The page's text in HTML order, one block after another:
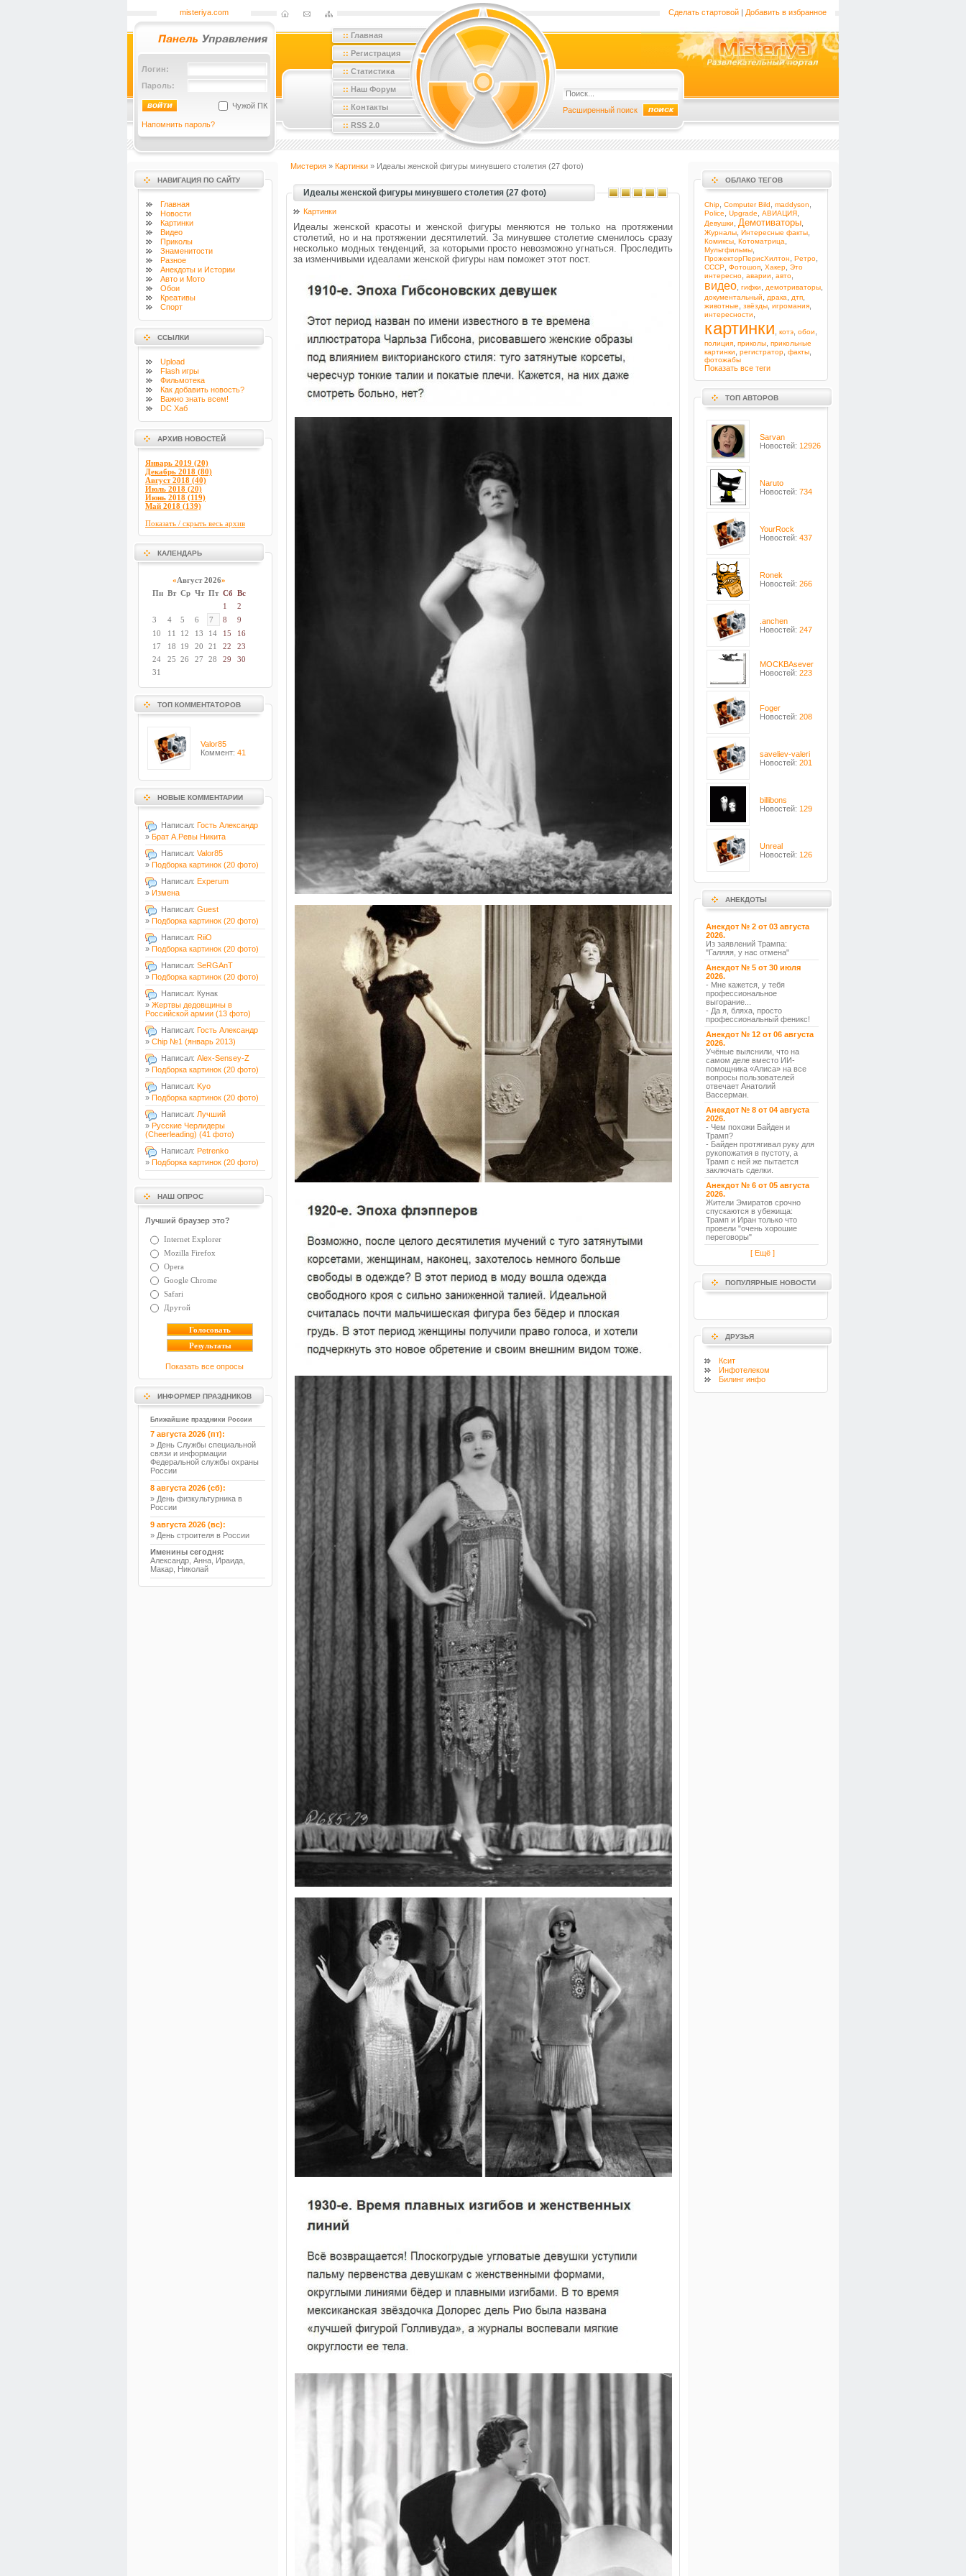
misteriya.com Сделать стартовой | Добавить в избранное
Логин:
Пароль:
Чужой ПК
Напомнить пароль?
:: Главная
:: Регистрация
:: Статистика
:: Наш Форум
:: Контакты
:: RSS 2.0
Расширенный поиск
НАВИГАЦИЯ ПО САЙТУ
Главная
Новости
Картинки
Видео
Приколы
Знаменитости
Разное
Анекдоты и Истории
Авто и Мото
Обои
Креативы
Спорт
ССЫЛКИ
Upload
Flash игры
Фильмотека
Как добавить новость?
Важно знать всем!
DC Хаб
АРХИВ НОВОСТЕЙ
Январь 2019 (20)
Декабрь 2018 (80)
Август 2018 (40)
Июль 2018 (20)
Июнь 2018 (119)
Май 2018 (139)
Показать / скрыть весь архив
КАЛЕНДАРЬ
«Август 2026»
Пн Вт Ср Чт Пт Сб Вс
1
2
3
4 5 6 7 8
9
10
11 12 13 14 15
16
17
18 19 20 21 22
23
24
25 26 27 28 29
30
31
ТОП КОММЕНТАТОРОВ
Valor85
Коммент: 41
НОВЫЕ КОММЕНТАРИИ
Написал: Гость Александр
» Брат А.Ревы Никита
Написал: Valor85
» Подборка картинок (20 фото)
Написал: Experum
» Измена
Написал: Guest
» Подборка картинок (20 фото)
Написал: RiiO
» Подборка картинок (20 фото)
Написал: SeRGAnT
» Подборка картинок (20 фото)
Написал: Кунак
» Жертвы дедовщины в
Российской армии (13 фото)
Написал: Гость Александр
» Chip №1 (январь 2013)
Написал: Alex-Sensey-Z
» Подборка картинок (20 фото)
Написал: Kyo
» Подборка картинок (20 фото)
Написал: Лучший
» Русские Черлидеры
(Cheerleading) (41 фото)
Написал: Petrenko
» Подборка картинок (20 фото)
НАШ ОПРОС
Лучший браузер это?
Internet Explorer
Mozilla Firefox
Opera
Google Chrome
Safari
Другой
Показать все опросы
ИНФОРМЕР ПРАЗДНИКОВ
Ближайшие праздники России
7 августа 2026 (пт):
» День Службы специальной
связи и информации
Федеральной службы охраны
России
8 августа 2026 (сб):
» День физкультурника в
России
9 августа 2026 (вс):
» День строителя в России
Именины сегодня:
Александр, Анна, Ираида,
Макар, Николай
Мистерия » Картинки » Идеалы женской фигуры минувшего столетия (27 фото)
Идеалы женской фигуры минувшего столетия (27 фото)
Картинки
Идеалы женской красоты и женской фигуры меняются не только на протяжении
столетий, но и на протяжении десятилетий. За минувшее столетие сменилось сразу
несколько модных тенденций, за которыми просто невозможно угнаться. Проследить
за изменчивыми идеалами женской фигуры нам поможет этот пост.
ОБЛАКО ТЕГОВ
Chip Computer Bild maddyson
Police Upgrade АВИАЦИЯ
Девушки Демотиваторы
Журналы Интересные факты
Комиксы Котоматрица
Мультфильмы
ПрожекторПерисХилтон Ретро
СССР Фотошоп Хакер Это
интересно аварии авто
видео гифки демотриваторы
документальный драка дтп
животные звёзды игромания
интересности
картинки котэ обои
полиция приколы прикольные
картинки
регистратор факты
фотожабы
Показать все теги
ТОП АВТОРОВ
Sarvan
Новостей: 12926
Naruto
Новостей: 734
YourRock
Новостей: 437
Ronek
Новостей: 266
.anchen
Новостей: 247
MOCKBAsever
Новостей: 223
Foger
Новостей: 208
saveliev-valeri
Новостей: 201
billibons
Новостей: 129
Unreal
Новостей: 126
АНЕКДОТЫ
Анекдот № 2 от 03 августа
2026.
Из заявлений Трампа:
"Галяяя, у нас отмена"
Анекдот № 5 от 30 июля
2026.
- Мне кажется, у тебя
профессиональное
выгорание...
- Да я, бляха, просто
профессиональный феникс!
Анекдот № 12 от 06 августа
2026.
Учёные выяснили, что на
самом деле вместо ИИ-
помощника «Алиса» на все
вопросы пользователей
отвечает Анатолий
Вассерман.
Анекдот № 8 от 04 августа
2026.
- Чем похожи Байден и
Трамп?
- Байден протягивал руку для
рукопожатия в пустоту, а
Трамп с ней же пытается
заключать сделки.
Анекдот № 6 от 05 августа
2026.
Жители Эмиратов срочно
спускаются в убежища:
Трамп и Иран только что
провели "очень хорошие
переговоры"
[ Ещё ]
ПОПУЛЯРНЫЕ НОВОСТИ
ДРУЗЬЯ
Ксит
Инфотелеком
Билинг инфо